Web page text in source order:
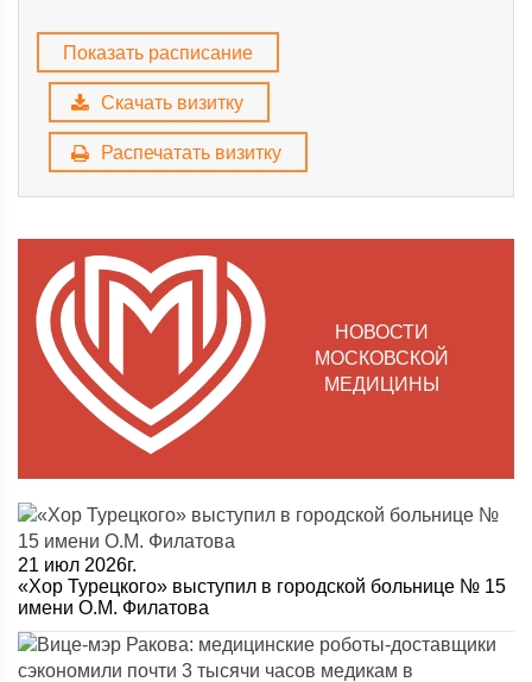
Показать расписание
Скачать визитку
Распечатать визитку
НОВОСТИ
МОСКОВСКОЙ
МЕДИЦИНЫ
21 июл 2026г.
«Хор Турецкого» выступил в городской больнице № 15
имени О.М. Филатова